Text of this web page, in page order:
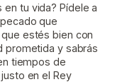
tu vida? Pídele a
que
estés bien con
prometida y sabrás
tiempos de
en el Rey